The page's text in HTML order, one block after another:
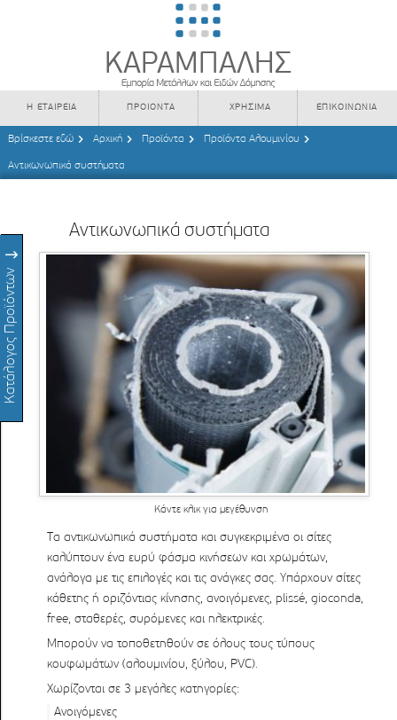
Η ΕΤΑΙΡΕΙΑ ΠΡΟΙΟΝΤΑ ΧΡΗΣΙΜΑ ΕΠΙΚΟΙΝΩΝΙΑ
Βρίσκεστε εδώ Αρχική Προϊόντα Προϊόντα Αλουμινίου
Αντικωνωπικά συστήματα
Κατάλογος Προϊόντων
Αντικωνωπικά συστήματα
Κάντε κλικ για μεγέθυνση
Τα αντικωνωπικά συστήματα και συγκεκριμένα οι σίτες
καλύπτουν ένα ευρύ φάσμα κινήσεων και χρωμάτων,
ανάλογα με τις επιλογές και τις ανάγκες σας. Υπάρχουν σίτες
κάθετης ή οριζόντιας κίνησης, ανοιγόμενες, plissé, gioconda,
free, σταθερές, συρόμενες και ηλεκτρικές.
Μπορούν να τοποθετηθούν σε όλους τους τύπους
κουφωμάτων (αλουμινίου, ξύλου, PVC).
Χωρίζονται σε 3 μεγάλες κατηγορίες:
Ανοιγόμενες